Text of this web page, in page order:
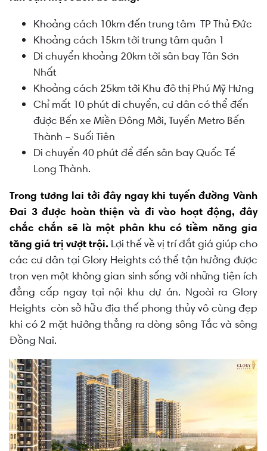
Khoảng cách 10km đến trung tâm TP Thủ Đức
Khoảng cách 15km tới trung tâm quận 1
Di chuyển khoảng 20km tới sân bay Tân Sơn
Nhất
Khoảng cách 25km tới Khu đô thị Phú Mỹ Hưng
Chỉ mất 10 phút di chuyển, cư dân có thể đến
được Bến xe Miền Đông Mới, Tuyến Metro Bến
Thành – Suối Tiên
Di chuyển 40 phút để đến sân bay Quốc Tế
Long Thành.
Trong tương lai tới đây ngay khi tuyến đường Vành
Đai 3 được hoàn thiện và đi vào hoạt động, đây
chắc chắn sẽ là một phân khu có tiềm năng gia
tăng giá trị vượt trội. Lợi thế về vị trí đắt giá giúp cho
các cư dân tại Glory Heights có thể tận hưởng được
trọn vẹn một không gian sinh sống với những tiện ích
đẳng cấp ngay tại nội khu dự án. Ngoài ra Glory
Heights còn sở hữu địa thế phong thủy vô cùng đẹp
khi có 2 mặt hướng thẳng ra dòng sông Tắc và sông
Đồng Nai.